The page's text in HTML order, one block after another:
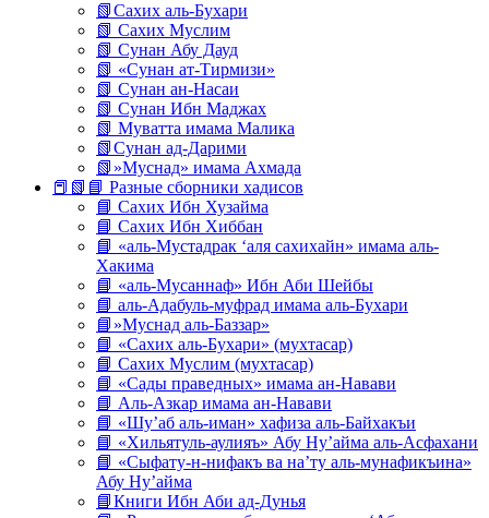
📗Сахих аль-Бухари
📗 Сахих Муслим
📗 Сунан Абу Дауд
📗 «Сунан ат-Тирмизи»
📗 Сунан ан-Насаи
📗 Сунан Ибн Маджах
📗 Муватта имама Малика
📗Сунан ад-Дарими
📗»Муснад» имама Ахмада
📕📗📘 Разные сборники хадисов
📘 Сахих Ибн Хузайма
📘 Сахих Ибн Хиббан
📘 «аль-Мустадрак ‘аля сахихайн» имама аль-
Хакима
📘 «аль-Мусаннаф» Ибн Аби Шейбы
📘 аль-Адабуль-муфрад имама аль-Бухари
📘»Муснад аль-Баззар»
📘 «Сахих аль-Бухари» (мухтасар)
📘 Сахих Муслим (мухтасар)
📘 «Сады праведных» имама ан-Навави
📘 Аль-Азкар имама ан-Навави
📘 «Шу’аб аль-иман» хафиза аль-Байхакъи
📘 «Хильятуль-аулияъ» Абу Ну’айма аль-Асфахани
📘 «Сыфату-н-нифакъ ва на’ту аль-мунафикъина»
Абу Ну’айма
📘Книги Ибн Аби ад-Дунья